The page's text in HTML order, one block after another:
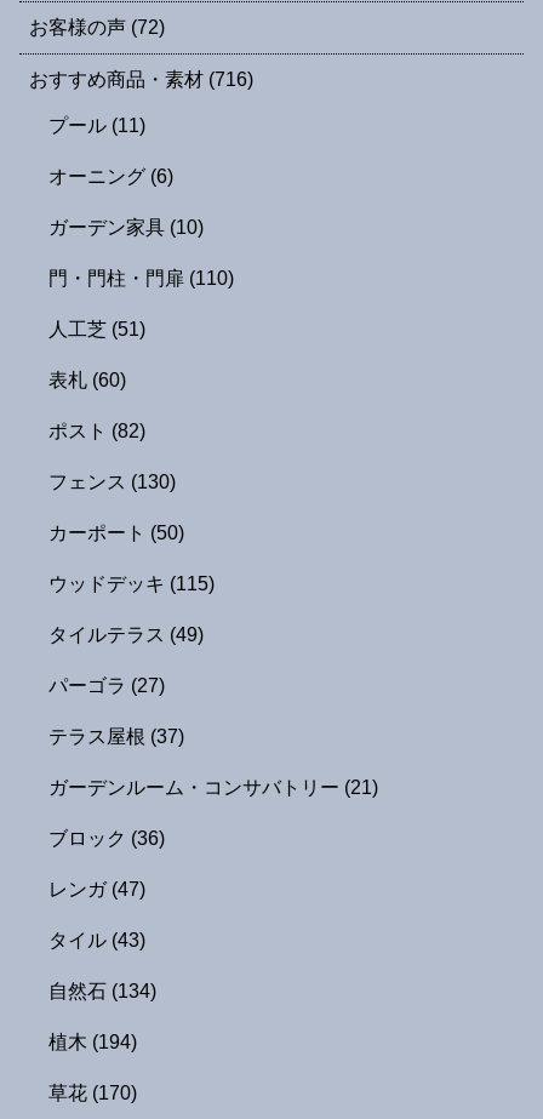
お客様の声 (72)
おすすめ商品・素材 (716)
プール (11)
オーニング (6)
ガーデン家具 (10)
門・門柱・門扉 (110)
人工芝 (51)
表札 (60)
ポスト (82)
フェンス (130)
カーポート (50)
ウッドデッキ (115)
タイルテラス (49)
パーゴラ (27)
テラス屋根 (37)
ガーデンルーム・コンサバトリー (21)
ブロック (36)
レンガ (47)
タイル (43)
自然石 (134)
植木 (194)
草花 (170)